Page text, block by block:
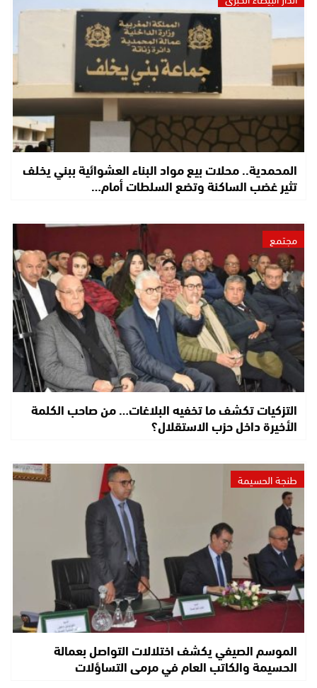
المحمدية.. محلات بيع مواد البناء العشوائية ببني يخلف
تثير غضب الساكنة وتضع السلطات أمام…
مجتمع
التزكيات تكشف ما تخفيه البلاغات… من صاحب الكلمة
الأخيرة داخل حزب الاستقلال؟
طنجة الحسيمة
الموسم الصيفي يكشف اختلالات التواصل بعمالة
الحسيمة والكاتب العام في مرمى التساؤلات